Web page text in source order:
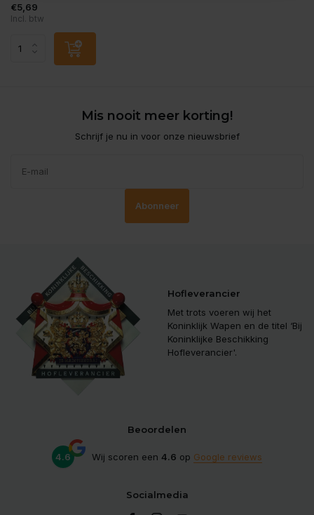
€5,69
Incl. btw
Mis nooit meer korting!
Schrijf je nu in voor onze nieuwsbrief
Abonneer
Hofleverancier
Met trots voeren wij het
Koninklijk Wapen en de titel ‘Bij
Koninklijke Beschikking
Hofleverancier'.
Beoordelen
4.6 Wij scoren een 4.6 op Google reviews
Socialmedia